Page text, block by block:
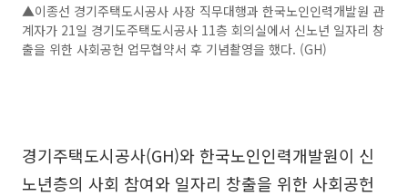
▲이종선 경기주택도시공사 사장 직무대행과 한국노인인력개발원 관
계자가 21일 경기도주택도시공사 11층 회의실에서 신노년 일자리 창
출을 위한 사회공헌 업무협약서 후 기념촬영을 했다. (GH)
경기주택도시공사(GH)와 한국노인인력개발원이 신
노년층의 사회 참여와 일자리 창출을 위한 사회공헌